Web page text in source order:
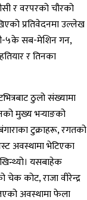
र वरपरको चौरको
प्रतिवेदनमा उल्लेख
५के सब-मेशिन गन,
र तिनका
ठुलो संख्यामा
मुख्य भर्‍याङको
टुक्राहरू, रगतको
अवस्थामा भेटिएका
यसबाहेक
चेक कोट, राजा वीरेन्द्र
अवस्थामा फेला